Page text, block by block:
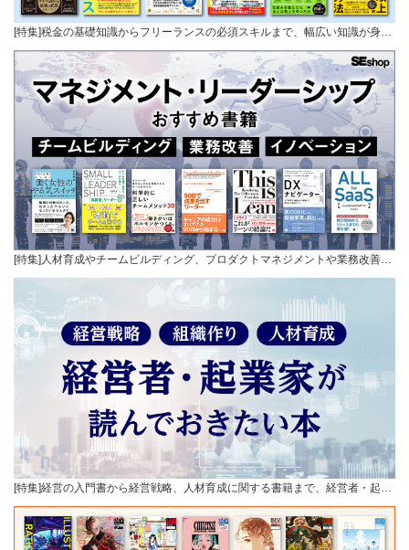
[特集]税金の基礎知識からフリーランスの必須スキルまで、幅広い知識が身…
[特集]人材育成やチームビルディング、プロダクトマネジメントや業務改善…
[特集]経営の入門書から経営戦略、人材育成に関する書籍まで、経営者・起…